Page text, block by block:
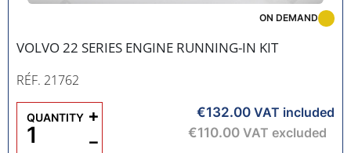
VOLVO 22 SERIES ENGINE RUNNING-IN KIT
RÉF. 21762
ON DEMAND
€132.00 VAT included
€110.00 VAT excluded
QUANTITY
−
+